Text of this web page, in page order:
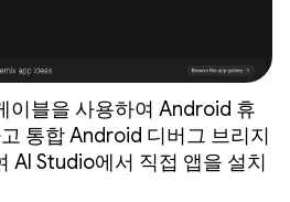
이블을 사용하여 Android 휴
통합 Android 디버그 브리지
AI Studio에서 직접 앱을 설치